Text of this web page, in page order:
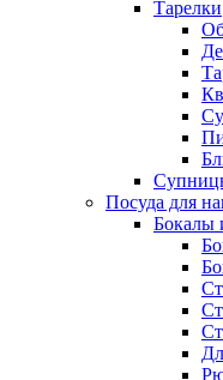
Тарелки
Посуда для
Бокалы